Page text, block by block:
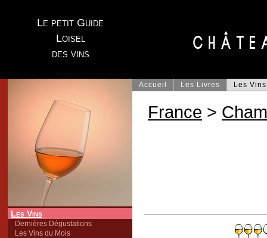
Le petit Guide
Loisel
des vins
Les Vins
Dernières Dégustations
Les Vins du Mois
Accueil Les Livres Les Vins
France >